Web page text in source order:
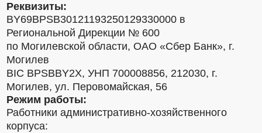
Реквизиты:
BY69BPSB30121193250129330000 в
Региональной Дирекции № 600
по Могилевской области, ОАО «Сбер Банк», г.
Могилев
BIC BPSBBY2X, УНП 700008856, 212030, г.
Могилев, ул. Перовомайская, 56
Режим работы:
Работники административно-хозяйственного
корпуса: